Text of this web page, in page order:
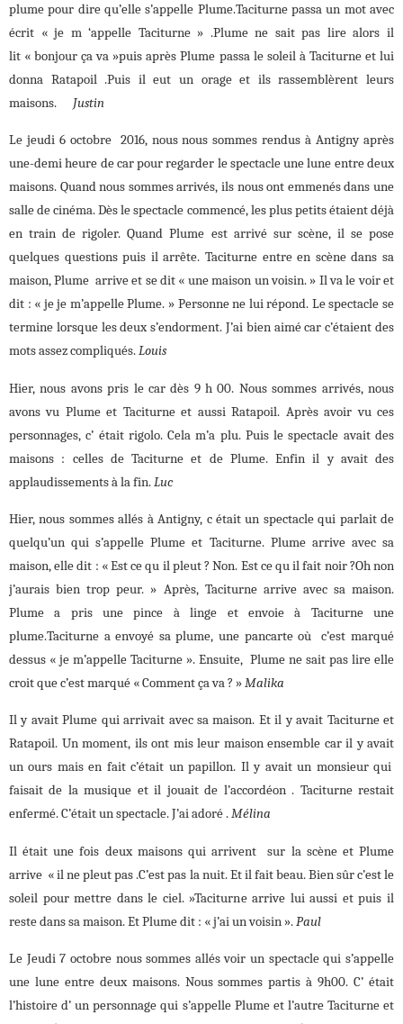
plume pour dire qu’elle s’appelle Plume.Taciturne passa un mot avec
écrit « je m ‘appelle Taciturne » .Plume ne sait pas lire alors il
lit « bonjour ça va »puis après Plume passa le soleil à Taciturne et lui
donna Ratapoil .Puis il eut un orage et ils rassemblèrent leurs
maisons.
Justin
Le jeudi 6 octobre 2016, nous nous sommes rendus à Antigny après
une-demi heure de car pour regarder le spectacle une lune entre deux
maisons. Quand nous sommes arrivés, ils nous ont emmenés dans une
salle de cinéma. Dès le spectacle commencé, les plus petits étaient déjà
en train de rigoler. Quand Plume est arrivé sur scène, il se pose
quelques questions puis il arrête. Taciturne entre en scène dans sa
maison, Plume arrive et se dit « une maison un voisin. » Il va le voir et
dit : « je je m’appelle Plume. » Personne ne lui répond. Le spectacle se
termine lorsque les deux s’endorment. J’ai bien aimé car c’étaient des
mots assez compliqués.Louis
Hier, nous avons pris le car dès 9 h 00. Nous sommes arrivés, nous
avons vu Plume et Taciturne et aussi Ratapoil. Après avoir vu ces
personnages, c’ était rigolo. Cela m’a plu. Puis le spectacle avait des
maisons : celles de Taciturne et de Plume. Enfin il y avait des
applaudissements à la fin.Luc
Hier, nous sommes allés à Antigny, c était un spectacle qui parlait de
quelqu’un qui s’appelle Plume et Taciturne. Plume arrive avec sa
maison, elle dit : « Est ce qu il pleut ? Non. Est ce qu il fait noir ?Oh non
j’aurais bien trop peur. » Après, Taciturne arrive avec sa maison.
Plume a pris une pince à linge et envoie à Taciturne une
plume.Taciturne a envoyé sa plume, une pancarte où c’est marqué
dessus « je m’appelle Taciturne ». Ensuite, Plume ne sait pas lire elle
croit que c’est marqué « Comment ça va ? »Malika
Il y avait Plume qui arrivait avec sa maison. Et il y avait Taciturne et
Ratapoil. Un moment, ils ont mis leur maison ensemble car il y avait
un ours mais en fait c’était un papillon. Il y avait un monsieur qui
faisait de la musique et il jouait de l’accordéon . Taciturne restait
enfermé. C’était un spectacle. J’ai adoré .Mélina
Il était une fois deux maisons qui arrivent sur la scène et Plume
arrive « il ne pleut pas .C’est pas la nuit. Et il fait beau. Bien sûr c’est le
soleil pour mettre dans le ciel. »Taciturne arrive lui aussi et puis il
reste dans sa maison. Et Plume dit : « j’ai un voisin ».Paul
Le Jeudi 7 octobre nous sommes allés voir un spectacle qui s’appelle
une lune entre deux maisons. Nous sommes partis à 9h00. C’ était
l’histoire d’ un personnage qui s’appelle Plume et l’autre Taciturne et